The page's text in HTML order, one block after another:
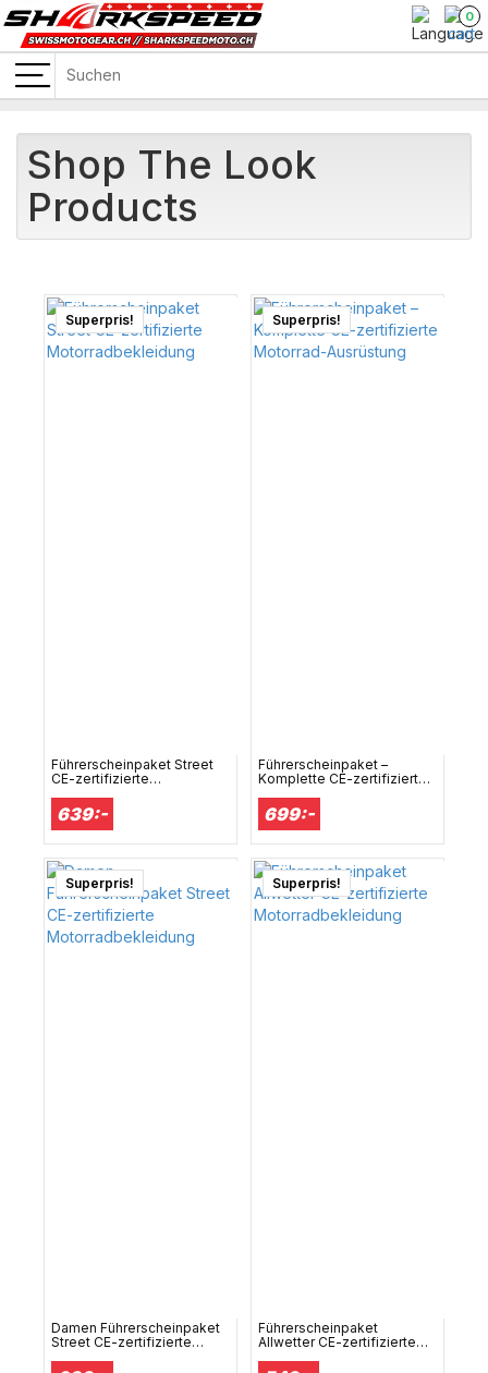
0
Shop The Look
Products
Superpris!
Führerscheinpaket Street
CE-zertifizierte
639:-
Superpris!
Führerscheinpaket –
Komplette CE-zertifizierte
Motorrad-Ausrüstung
699:-
Superpris!
Damen Führerscheinpaket
Street CE-zertifizierte
Superpris!
Führerscheinpaket
Allwetter CE-zertifizierte